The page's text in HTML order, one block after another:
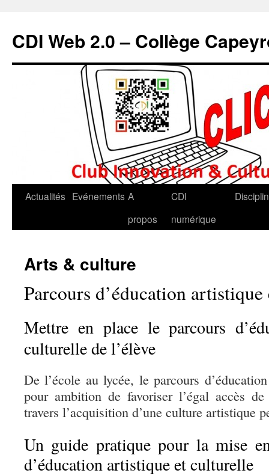
CDI Web 2.0 – Collège
Actualités Evénements A
propos
CDI
numérique
Arts & culture
Parcours d’éducation
Mettre en place le parcours
culturelle de l’élève
De l’école au lycée, le parcours
pour ambition de favoriser l’égal accès
travers l’acquisition d’une culture artistique
Un guide pratique pour la mise
d’éducation artistique et culturelle